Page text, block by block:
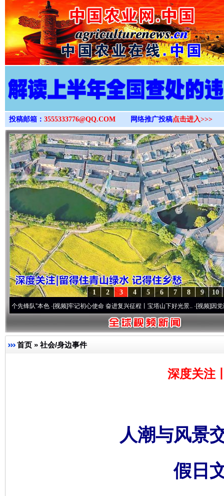
>
投稿邮箱： 3555333776@QQ.COM 网络推广投稿点击进入>>>
10
9
8
7
6
5
4
3
2
1
”本色·[视频]牢记初心使命 奋进复兴征程丨宝塔山下好光景..·[视频]因党而生 为党
首页 » 社会/身边事件
深度关注
人潮与风景
假日